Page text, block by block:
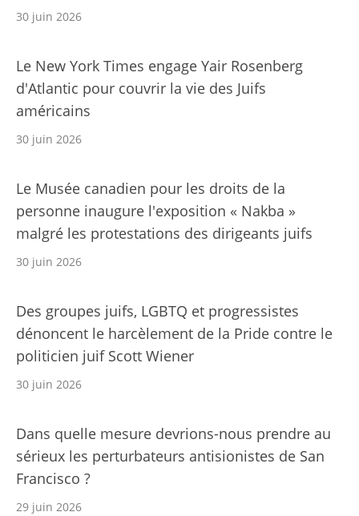
30 juin 2026
Le New York Times engage Yair Rosenberg
d'Atlantic pour couvrir la vie des Juifs
américains
30 juin 2026
Le Musée canadien pour les droits de la
personne inaugure l'exposition « Nakba »
malgré les protestations des dirigeants juifs
30 juin 2026
Des groupes juifs, LGBTQ et progressistes
dénoncent le harcèlement de la Pride contre le
politicien juif Scott Wiener
30 juin 2026
Dans quelle mesure devrions-nous prendre au
sérieux les perturbateurs antisionistes de San
Francisco ?
29 juin 2026